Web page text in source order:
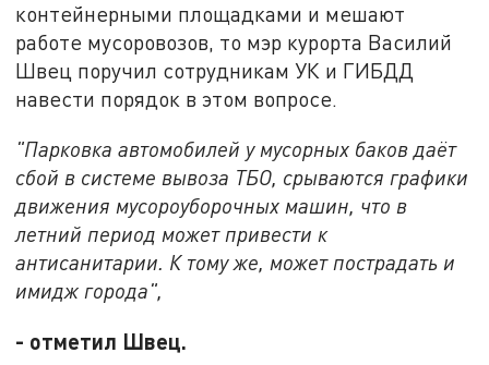
контейнерными площадками и мешают
работе мусоровозов, то мэр курорта Василий
Швец поручил сотрудникам УК и ГИБДД
навести порядок в этом вопросе.
"Парковка автомобилей у мусорных баков даёт
сбой в системе вывоза ТБО, срываются графики
движения мусороуборочных машин, что в
летний период может привести к
антисанитарии. К тому же, может пострадать и
имидж города",
- отметил Швец.